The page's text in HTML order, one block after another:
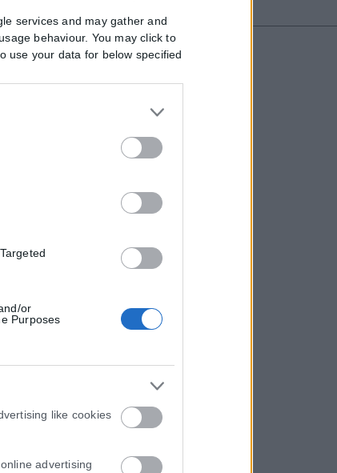
services and may gather and
behaviour. You may click to
use your data for below specified
or
Purposes
like cookies
advertising
για τη συνέχεια της αγωνιστικής...
και θα μείνει εκτός...